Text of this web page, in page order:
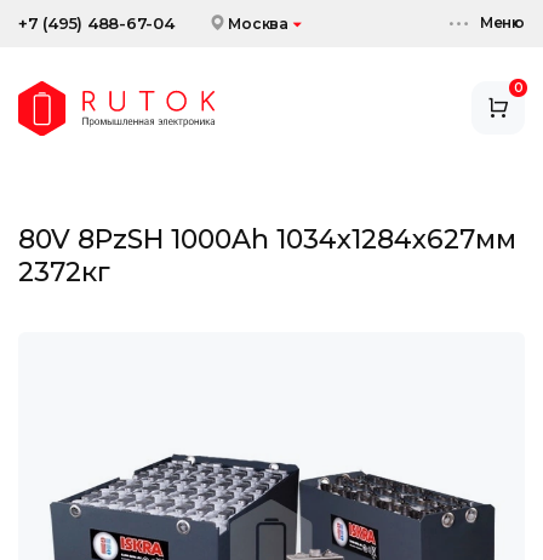
+7 (495) 488-67-04 Москва Меню
0
АККУМУЛЯТОРЫ
АКСЕССУАРЫ
80V 8PzSH 1000Ah 1034x1284x627мм
2372кг